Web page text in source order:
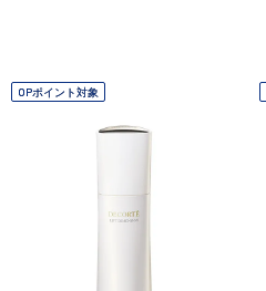
OPポイント対象